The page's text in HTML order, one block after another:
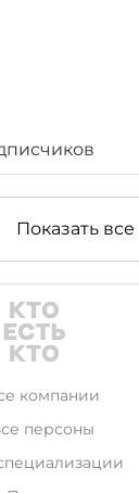
Показать все
компании
персоны